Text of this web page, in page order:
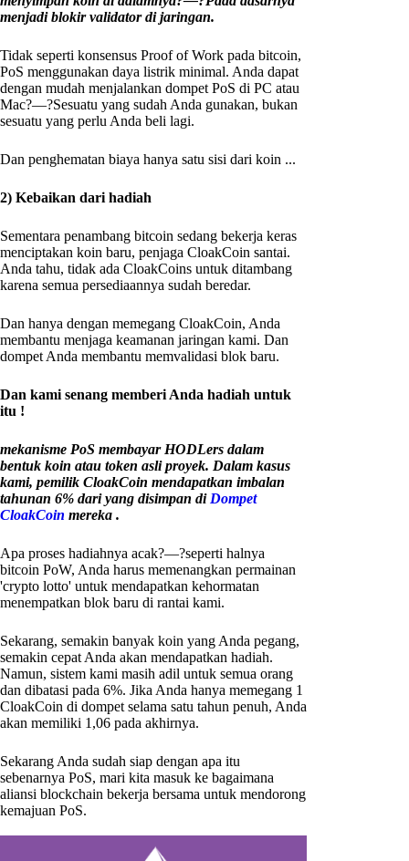
menjadi blokir validator di jaringan.
Tidak seperti konsensus Proof of Work pada bitcoin,
PoS menggunakan daya listrik minimal. Anda dapat
dengan mudah menjalankan dompet PoS di PC atau
Mac?—?Sesuatu yang sudah Anda gunakan, bukan
sesuatu yang perlu Anda beli lagi.
Dan penghematan biaya hanya satu sisi dari koin ...
2) Kebaikan dari hadiah
Sementara penambang bitcoin sedang bekerja keras
menciptakan koin baru, penjaga CloakCoin santai.
Anda tahu, tidak ada CloakCoins untuk ditambang
karena semua persediaannya sudah beredar.
Dan hanya dengan memegang CloakCoin, Anda
membantu menjaga keamanan jaringan kami. Dan
dompet Anda membantu memvalidasi blok baru.
Dan kami senang memberi Anda hadiah untuk
itu !
mekanisme PoS membayar HODLers dalam
bentuk koin atau token asli proyek. Dalam kasus
kami, pemilik CloakCoin mendapatkan imbalan
tahunan 6% dari yang disimpan di Dompet
CloakCoin mereka .
Apa proses hadiahnya acak?—?seperti halnya
bitcoin PoW, Anda harus memenangkan permainan
'crypto lotto' untuk mendapatkan kehormatan
menempatkan blok baru di rantai kami.
Sekarang, semakin banyak koin yang Anda pegang,
semakin cepat Anda akan mendapatkan hadiah.
Namun, sistem kami masih adil untuk semua orang
dan dibatasi pada 6%. Jika Anda hanya memegang 1
CloakCoin di dompet selama satu tahun penuh, Anda
akan memiliki 1,06 pada akhirnya.
Sekarang Anda sudah siap dengan apa itu
sebenarnya PoS, mari kita masuk ke bagaimana
aliansi blockchain bekerja bersama untuk mendorong
kemajuan PoS.